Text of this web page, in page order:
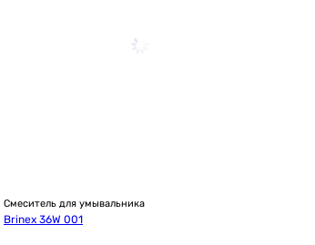
Смеситель для умывальника
Brinex 36W 001